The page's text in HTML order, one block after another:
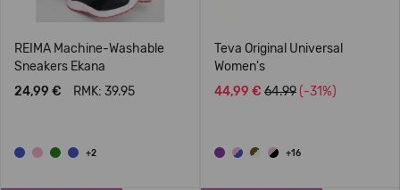
REIMA Machine-Washable
Sneakers Ekana
24,99 €
RMK: 39.95
+2
Teva Original Universal
Women's
44,99 € 64.99 (-31%)
+16